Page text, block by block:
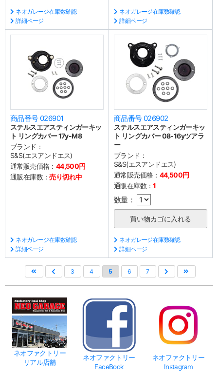
ネオガレージ在庫数確認
詳細ページ
ネオガレージ在庫数確認
詳細ページ
商品番号 026901
ステルスエアスティンガーキッ
ト リングカバー 17y-M8
ブランド：
S&S(エスアンドエス)
通常販売価格： 44,500円
通販在庫数：売り切れ中
ネオガレージ在庫数確認
詳細ページ
商品番号 026902
ステルスエアスティンガーキッ
ト リングカバー 08-16yツアラ
ー
ブランド：
S&S(エスアンドエス)
通常販売価格： 44,500円
通販在庫数：1
数量：
ネオガレージ在庫数確認
詳細ページ
3 4 5 6 7
ネオファクトリー
リアル店舗
ネオファクトリー
FaceBook
ネオファクトリー
Instagram